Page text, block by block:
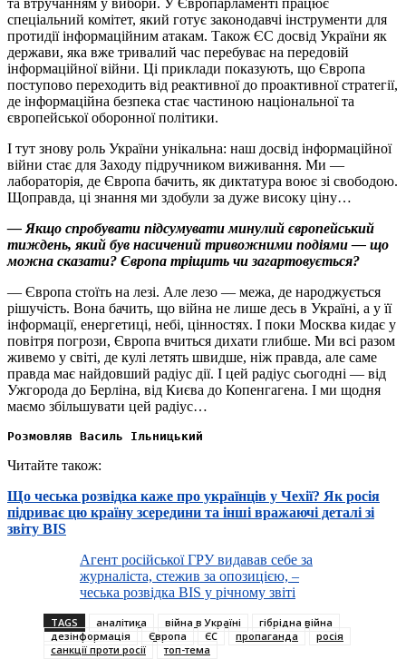
спеціальний комітет, який готує законодавчі інструменти для
протидії інформаційним атакам. Також ЄС досвід України як
держави, яка вже тривалий час перебуває на передовій
інформаційної війни. Ці приклади показують, що Європа
поступово переходить від реактивної до проактивної стратегії,
де інформаційна безпека стає частиною національної та
європейської оборонної політики.
І тут знову роль України унікальна: наш досвід інформаційної
війни стає для Заходу підручником виживання. Ми —
лабораторія, де Європа бачить, як диктатура воює зі свободою.
Щоправда, ці знання ми здобули за дуже високу ціну…
— Якщо спробувати підсумувати минулий європейський
тиждень, який був насичений тривожними подіями — що
можна сказати? Європа тріщить чи загартовується?
— Європа стоїть на лезі. Але лезо — межа, де народжується
рішучість. Вона бачить, що війна не лише десь в Україні, а у її
інформації, енергетиці, небі, цінностях. І поки Москва кидає у
повітря погрози, Європа вчиться дихати глибше. Ми всі разом
живемо у світі, де кулі летять швидше, ніж правда, але саме
правда має найдовший радіус дії. І цей радіус сьогодні — від
Ужгорода до Берліна, від Києва до Копенгагена. І ми щодня
маємо збільшувати цей радіус…
Розмовляв Василь Ільницький
Читайте також:
Що чеська розвідка каже про українців у Чехії? Як росія
підриває цю країну зсередини та інші вражаючі деталі зі
звіту BIS
Агент російської ГРУ видавав себе за
журналіста, стежив за опозицією, –
чеська розвідка BIS у річному звіті
TAGS аналітика війна в Україні
гібрідна війна
дезінформація
Європа ЄС пропаганда
росія
санкції проти росії
топ-тема